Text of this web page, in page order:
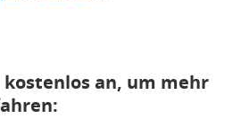
kostenlos an, um mehr